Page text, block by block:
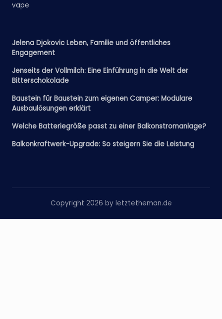
vape
Jelena Djokovic Leben, Familie und öffentliches
Engagement
Jenseits der Vollmilch: Eine Einführung in die Welt der
Bitterschokolade
Baustein für Baustein zum eigenen Camper: Modulare
Ausbaulösungen erklärt
Welche Batteriegröße passt zu einer Balkonstromanlage?
Balkonkraftwerk-Upgrade: So steigern Sie die Leistung
Copyright 2026 by letztetheman.de